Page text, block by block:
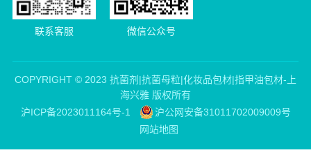
联系客服 微信公众号
COPYRIGHT © 2023 抗菌剂|抗菌母粒|化妆品包材|指甲油包材-上
海兴雅 版权所有
沪ICP备2023011164号-1
沪公网安备31011702009009号
网站地图